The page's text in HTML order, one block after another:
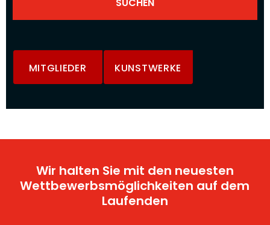
MITGLIEDER KUNSTWERKE
Wir halten Sie mit den neuesten
Wettbewerbsmöglichkeiten auf dem
Laufenden